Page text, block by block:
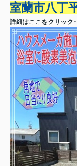
室蘭市八丁
詳細はここをクリック